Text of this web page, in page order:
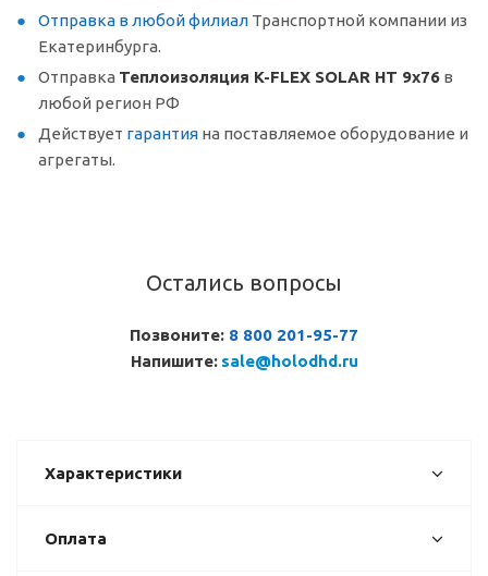
Отправка в любой филиал Транспортной компании из
Екатеринбурга.
Отправка Теплоизоляция K-FLEX SOLAR HT 9x76 в
любой регион РФ
Действует гарантия на поставляемое оборудование и
агрегаты.
Остались вопросы
Позвоните: 8 800 201-95-77
Напишите: sale@holodhd.ru
Характеристики
Оплата